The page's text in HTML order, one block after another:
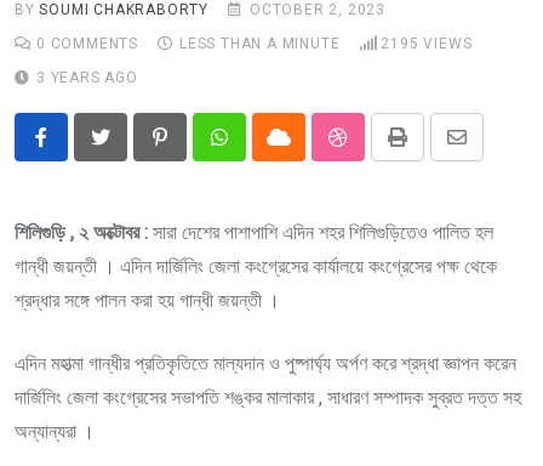
BYSOUMI CHAKRABORTY
OCTOBER 2, 2023
0 COMMENTS LESS THAN A MINUTE 2195 VIEWS
3 YEARS AGO
PinterestWhatsappCloud StumbleUpon
Print
Share
শিলিগুড়ি , ২ অক্টোবর : সারা দেশের পাশাপাশি এদিন শহর শিলিগুড়িতেও পালিত হল
গান্ধী জয়ন্তী । এদিন দার্জিলিং জেলা কংগ্রেসের কার্যালয়ে কংগ্রেসের পক্ষ থেকে
শ্রদ্ধার সঙ্গে পালন করা হয় গান্ধী জয়ন্তী ।
এদিন মহাত্মা গান্ধীর প্রতিকৃতিতে মাল্যদান ও পুষ্পার্ঘ্য অর্পণ করে শ্রদ্ধা জ্ঞাপন করেন
দার্জিলিং জেলা কংগ্রেসের সভাপতি শঙ্কর মালাকার , সাধারণ সম্পাদক সুব্রত দত্ত সহ
অন্যান্যরা ।